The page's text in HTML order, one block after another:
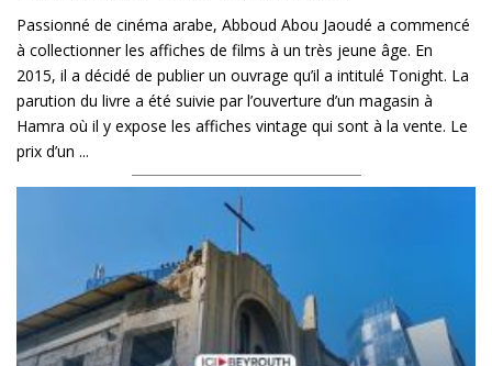
Passionné de cinéma arabe, Abboud Abou Jaoudé a commencé
à collectionner les affiches de films à un très jeune âge. En
2015, il a décidé de publier un ouvrage qu’il a intitulé Tonight. La
parution du livre a été suivie par l’ouverture d’un magasin à
Hamra où il y expose les affiches vintage qui sont à la vente. Le
prix d’un ...